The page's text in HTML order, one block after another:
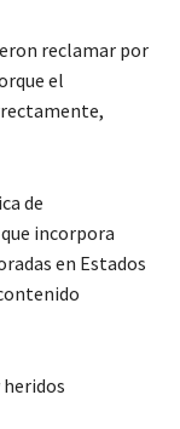
reclamar por
el
de
incorpora
en Estados